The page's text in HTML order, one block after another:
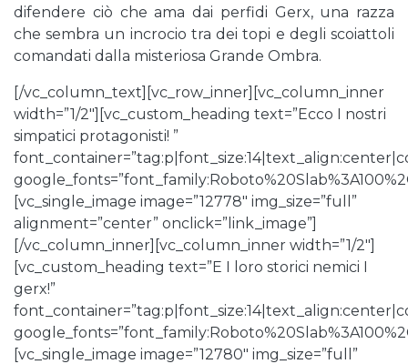
difendere ciò che ama dai perfidi Gerx, una razza
che sembra un incrocio tra dei topi e degli scoiattoli
comandati dalla misteriosa Grande Ombra.
[/vc_column_text][vc_row_inner][vc_column_inner
width=”1/2″][vc_custom_heading text=”Ecco I nostri
simpatici protagonisti! ”
[vc_single_image image=”12778″ img_size=”full”
alignment=”center” onclick=”link_image”]
[/vc_column_inner][vc_column_inner width=”1/2″]
[vc_custom_heading text=”E I loro storici nemici I
gerx!”
[vc_single_image image=”12780″ img_size=”full”